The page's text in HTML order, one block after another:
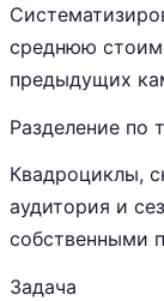
среднюю
предыдущих
Разделение по
Квадроциклы,
аудитория и
собственными
Задача